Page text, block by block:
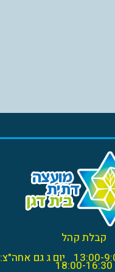
קבלת קהל
יום ג גם אחה"צ:
18:00-16:30